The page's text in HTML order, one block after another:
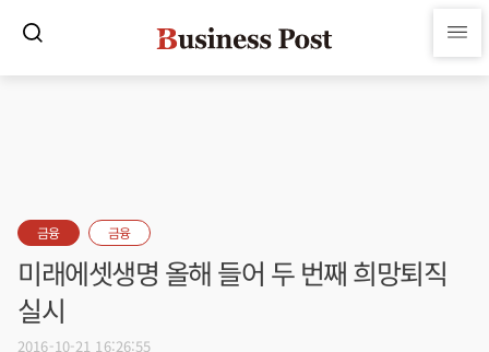
금융 금융
미래에셋생명 올해 들어 두 번째 희망퇴직
실시
2016-10-21 16:26:55